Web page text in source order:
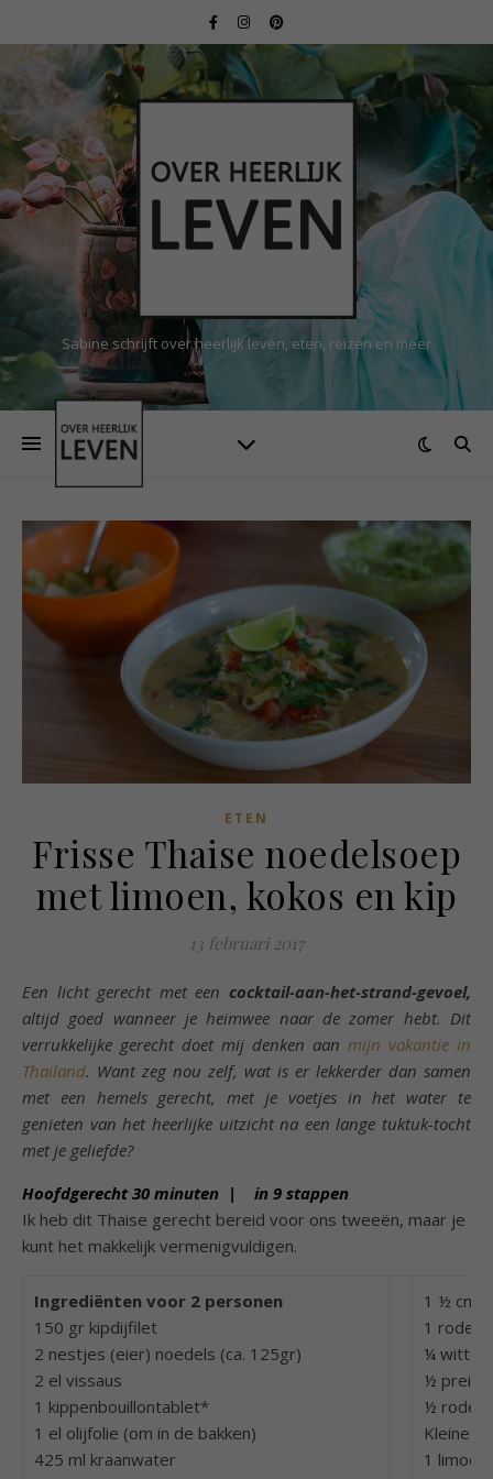
Sabine schrijft over heerlijk leven, eten, reizen en meer
ETEN
Frisse Thaise noedelsoep
met limoen, kokos en kip
13 februari 2017
Een licht gerecht met een cocktail-aan-het-strand-gevoel,
altijd goed wanneer je heimwee naar de zomer hebt. Dit
verrukkelijke gerecht doet mij denken aan mijn vakantie in
Thailand. Want zeg nou zelf, wat is er lekkerder dan samen
met een hemels gerecht, met je voetjes in het water te
genieten van het heerlijke uitzicht na een lange tuktuk-tocht
met je geliefde?
Hoofdgerecht 30 minuten | in 9 stappen
Ik heb dit Thaise gerecht bereid voor ons tweeën, maar je
kunt het makkelijk vermenigvuldigen.
Ingrediënten voor 2 personen
150 gr kipdijfilet
2 nestjes (eier) noedels (ca. 125gr)
2 el vissaus
1 kippenbouillontablet*
1 el olijfolie (om in de bakken)
425 ml kraanwater
1 ½ cm
1 rode
¼ witte
½ prei
½ rode
Kleine
1 limoen